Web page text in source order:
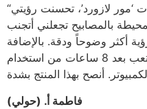
“بعد 3 أشهر من استخدام كبسولات ‘مور لازورد’، تحسنت رؤيتي
بالمصابيح تجعلني أتجنب
أكثر وضوحاً ودقة. بالإضافة
إلى ذلك، لم تعد عيناي تشعران بالتعب بعد 8 ساعات من استخدام
فاطمة أ. (حولي)